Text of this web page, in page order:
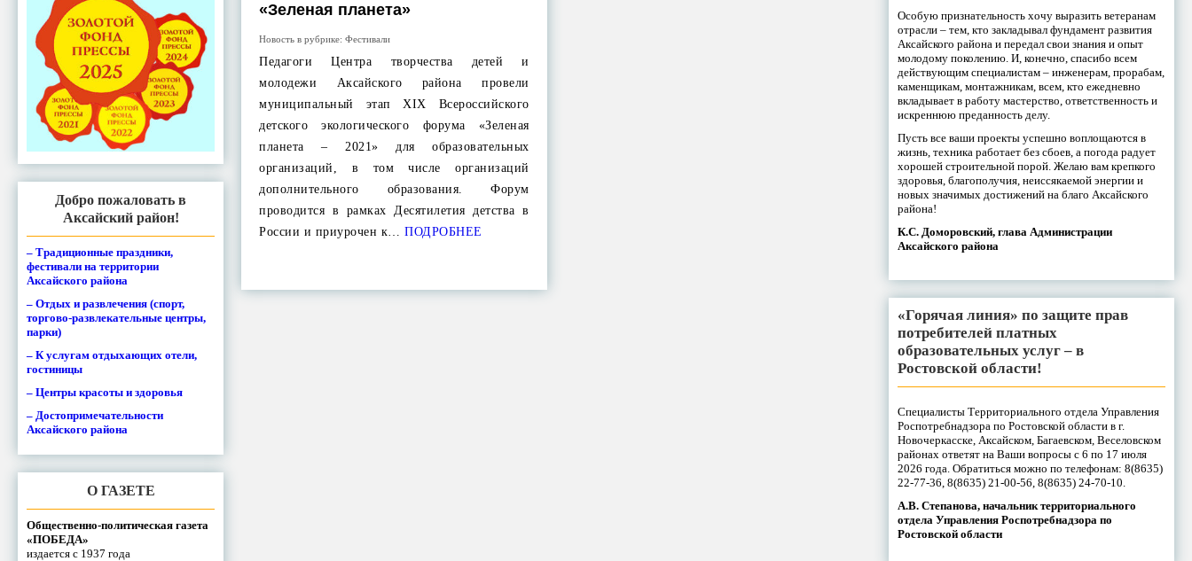
Добро пожаловать в
Аксайский район!
– Традиционные праздники,
фестивали на территории
Аксайского района
– Отдых и развлечения (спорт,
торгово-развлекательные центры,
парки)
– К услугам отдыхающих отели,
гостиницы
– Центры красоты и здоровья
– Достопримечательности
Аксайского района
О ГАЗЕТЕ
Общественно-политическая газета
«ПОБЕДА»
издается с 1937 года
«Зеленая планета»
Новость в рубрике:Фестивали
Педагоги Центра творчества детей и
молодежи Аксайского района провели
муниципальный этап XIX Всероссийского
детского экологического форума «Зеленая
планета – 2021» для образовательных
организаций, в том числе организаций
дополнительного образования. Форум
проводится в рамках Десятилетия детства в
России и приурочен к… ПОДРОБНЕЕ
Особую признательность хочу выразить ветеранам
отрасли – тем, кто закладывал фундамент развития
Аксайского района и передал свои знания и опыт
молодому поколению. И, конечно, спасибо всем
действующим специалистам – инженерам, прорабам,
каменщикам, монтажникам, всем, кто ежедневно
вкладывает в работу мастерство, ответственность и
искреннюю преданность делу.
Пусть все ваши проекты успешно воплощаются в
жизнь, техника работает без сбоев, а погода радует
хорошей строительной порой. Желаю вам крепкого
здоровья, благополучия, неиссякаемой энергии и
новых значимых достижений на благо Аксайского
района!
К.С. Доморовский, глава Администрации
Аксайского района
«Горячая линия» по защите прав
потребителей платных
образовательных услуг – в
Ростовской области!
Специалисты Территориального отдела Управления
Роспотребнадзора по Ростовской области в г.
Новочеркасске, Аксайском, Багаевском, Веселовском
районах ответят на Ваши вопросы с 6 по 17 июля
2026 года. Обратиться можно по телефонам: 8(8635)
22-77-36, 8(8635) 21-00-56, 8(8635) 24-70-10.
А.В. Степанова, начальник территориального
отдела Управления Роспотребнадзора по
Ростовской области